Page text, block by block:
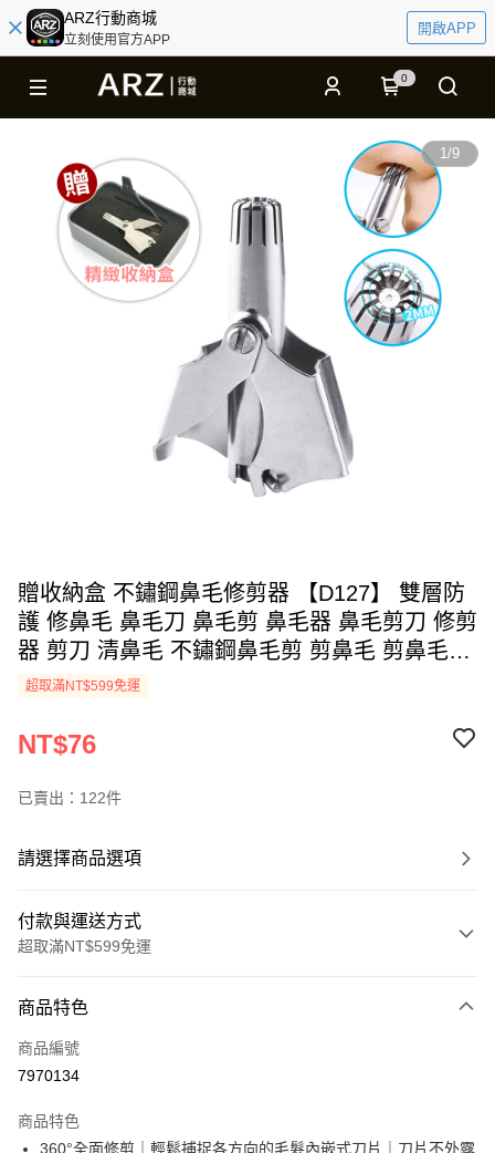
ARZ行動商城
立刻使用官方APP
開啟APP
0
1/9
贈收納盒 不鏽鋼鼻毛修剪器 【D127】 雙層防
護 修鼻毛 鼻毛刀 鼻毛剪 鼻毛器 鼻毛剪刀 修剪
器 剪刀 清鼻毛 不鏽鋼鼻毛剪 剪鼻毛 剪鼻毛刀
個人清潔 清潔用品
超取滿NT$599免運
NT$76
已賣出：122件
請選擇商品選項
付款與運送方式
超取滿NT$599免運
信用卡一次付款
超商取貨付款
Apple Pay
商品特色
商品編號
7970134
商品特色
360°全面修剪｜輕鬆捕捉各方向的毛髮內嵌式刀片｜刀片不外露